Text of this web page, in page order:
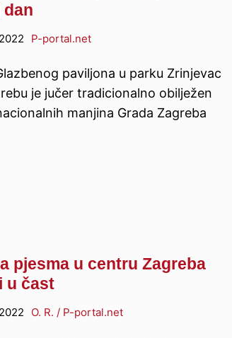
dan
P-portal.net
paviljona u parku Zrinjevac
je jučer tradicionalno obilježen
manjina Grada Zagreba
pjesma u centru Zagreba
u čast
O. R. / P-portal.net